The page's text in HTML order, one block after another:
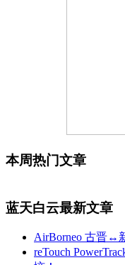
本周热门文章
蓝天白云最新文章
AirBorneo 古晋↔
reTouch